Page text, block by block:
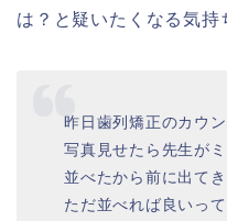
は？と疑いたくなる気持
昨日歯列矯正のカウ
写真見せたら先生が
並べたから前に出て
ただ並べれば良いっ